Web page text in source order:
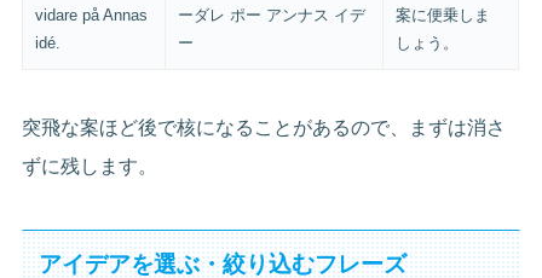
vidare på Annas
idé.
ーダレ ポー アンナス イデ
ー
案に便乗しま
しょう。
突飛な案ほど後で核になることがあるので、まずは消さ
ずに残します。
アイデアを選ぶ・絞り込むフレーズ